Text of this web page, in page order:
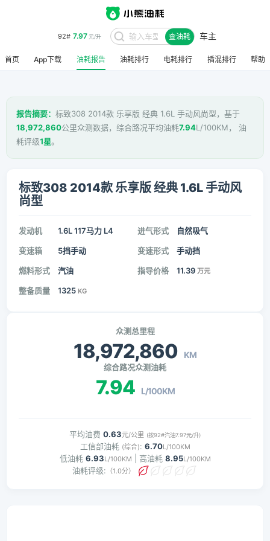
92# 7.97元/升 查油耗 车主
首页 App下载 油耗报告 油耗排行 电耗排行 插混排行 帮助
报告摘要： 标致308 2014款 乐享版 经典 1.6L 手动风尚型，基于
18,972,860公里众测数据，综合路况平均油耗7.94L/100KM， 油
耗评级1星。
标致308 2014款 乐享版 经典 1.6L 手动风
尚型
发动机 1.6L 117马力 L4 进气形式 自然吸气
变速箱 5挡手动 变速形式 手动挡
燃料形式 汽油 指导价格 11.39 万元
整备质量 1325 KG
众测总里程
18,972,860 KM
综合路况众测油耗
7.94 L/100KM
平均油费 0.63元/公里 (按92#汽油7.97元/升)
工信部油耗 (综合): 6.70L/100KM
低油耗 6.93L/100KM | 高油耗 8.95L/100KM
油耗评级: （1.0分）